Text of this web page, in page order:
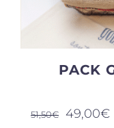
PACK
51,50€
Le
49,00€